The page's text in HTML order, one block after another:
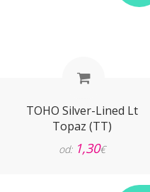
TOHO Silver-Lined Lt
Topaz (TT)
od: 1,30€